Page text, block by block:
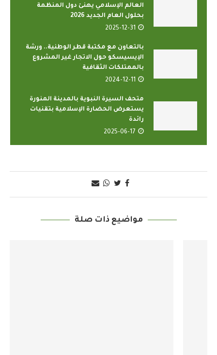
العالم الإسلامي يهنئ دول المنظمة
بحلول العام الجديد 2026
2025-12-31
بالتعاون مع مكتبة قطر الوطنية.. ورشة
الإيسيسكو حول الاتجار غير المشروع
بالممتلكات الثقافية
2024-12-11
متحف السيرة النبوية بالمدينة المنورة
يستعرض الحضارة الإسلامية بتقنيات
رائدة
2025-06-17
مواضيع ذات صلة